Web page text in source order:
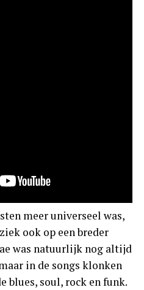
meer universeel was,
ook op een breder
was natuurlijk nog altijd
in de songs klonken
blues, soul, rock en funk.